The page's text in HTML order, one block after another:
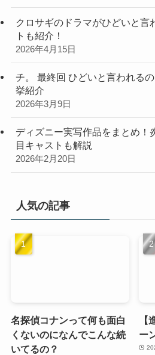
クロサギのドラマがひどいと言
トも紹介！
2026年4月15日
チ。 最終回 ひどいと言われる
挙紹介
2026年3月9日
ディズニー実写作品をまとめ！
目キャストも解説
2026年2月20日
人気の記事
名探偵コナンって何も面白
くないのになんでこんな続
いてるの？
ー